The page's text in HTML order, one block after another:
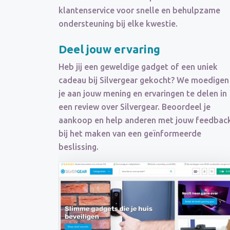
klantenservice voor snelle en behulpzame
ondersteuning bij elke kwestie.
Deel jouw ervaring
Heb jij een geweldige gadget of een uniek
cadeau bij Silvergear gekocht? We moedigen
je aan jouw mening en ervaringen te delen in
een review over Silvergear. Beoordeel je
aankoop en help anderen met jouw
bij het maken van een geïnformeerde
beslissing.